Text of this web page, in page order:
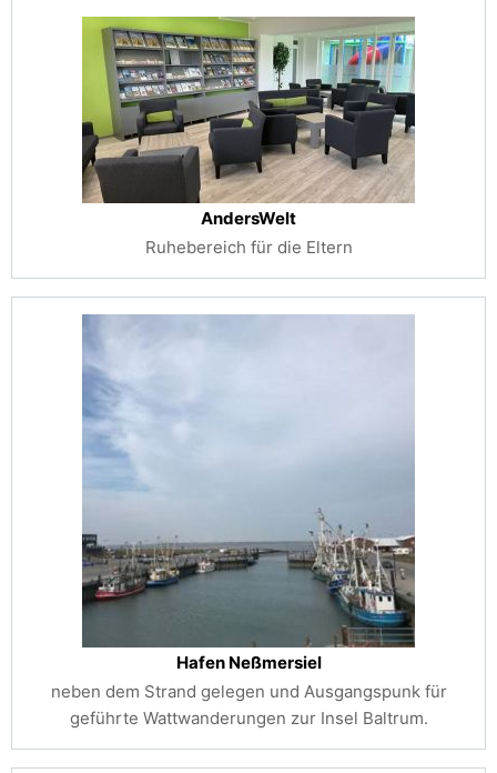
AndersWelt
Ruhebereich für die Eltern
Hafen Neßmersiel
neben dem Strand gelegen und Ausgangspunk für
geführte Wattwanderungen zur Insel Baltrum.